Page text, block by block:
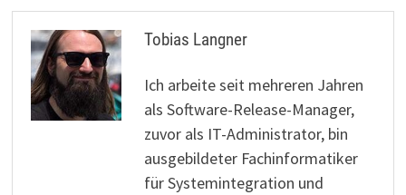
Tobias Langner
Ich arbeite seit mehreren Jahren
als Software-Release-Manager,
zuvor als IT-Administrator, bin
ausgebildeter Fachinformatiker
für Systemintegration und